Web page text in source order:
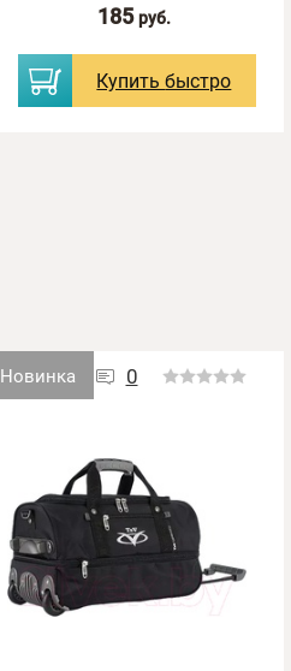
185 руб.
Купитьбыстро
0
Новинка